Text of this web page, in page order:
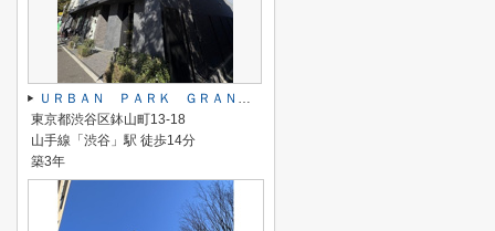
ＵＲＢＡＮ ＰＡＲＫ ＧＲＡＮＤＥ代官山
東京都渋谷区鉢山町13-18
山手線「渋谷」駅 徒歩14分
築3年